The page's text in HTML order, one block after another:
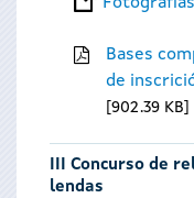
Bases
de
902.39 KB
III Concurso de
lendas